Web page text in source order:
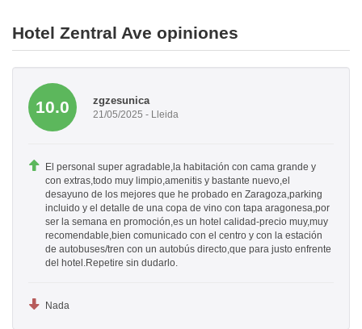
Hotel Zentral Ave opiniones
10.0 zgzesunica
21/05/2025 - Lleida
El personal super agradable,la habitación con cama grande y
con extras,todo muy limpio,amenitis y bastante nuevo,el
desayuno de los mejores que he probado en Zaragoza,parking
incluido y el detalle de una copa de vino con tapa aragonesa,por
ser la semana en promoción,es un hotel calidad-precio muy,muy
recomendable,bien comunicado con el centro y con la estación
de autobuses/tren con un autobús directo,que para justo enfrente
del hotel.Repetire sin dudarlo.
Nada